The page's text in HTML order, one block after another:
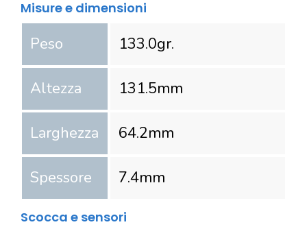
Misure e dimensioni
Peso 133.0gr.
Altezza 131.5mm
Larghezza 64.2mm
Spessore 7.4mm
Scocca e sensori